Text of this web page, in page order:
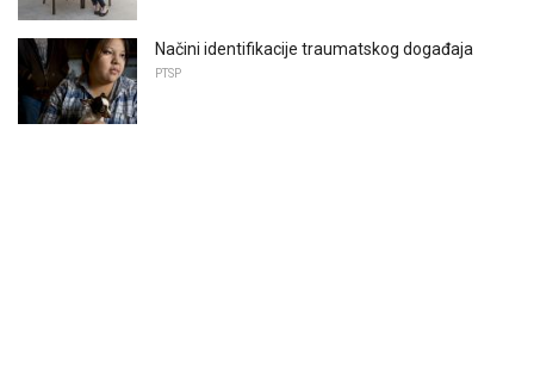
Načini identifikacije traumatskog događaja
PTSP